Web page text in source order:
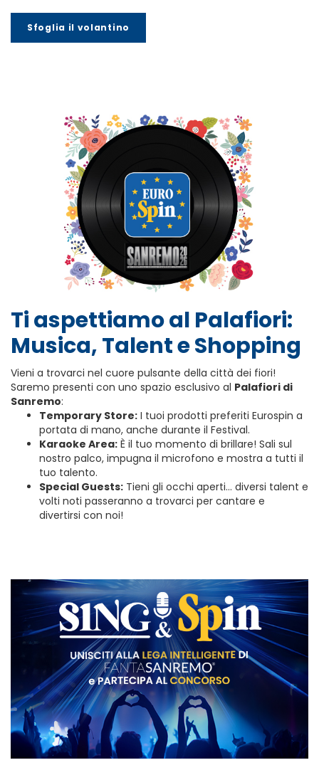
Sfoglia il volantino
Ti aspettiamo al Palafiori:
Musica, Talent e Shopping
Vieni a trovarci nel cuore pulsante della città dei fiori!
Saremo presenti con uno spazio esclusivo al Palafiori di
Sanremo:
Temporary Store: I tuoi prodotti preferiti Eurospin a
portata di mano, anche durante il Festival.
Karaoke Area: È il tuo momento di brillare! Sali sul
nostro palco, impugna il microfono e mostra a tutti il
tuo talento.
Special Guests: Tieni gli occhi aperti… diversi talent e
volti noti passeranno a trovarci per cantare e
divertirsi con noi!